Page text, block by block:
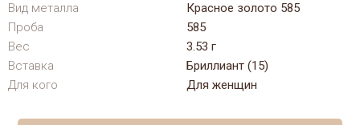
Вид металла
Красное золото 585
Проба
585
Вес
3.53 г
Вставка
Бриллиант (15)
Для кого
Для женщин